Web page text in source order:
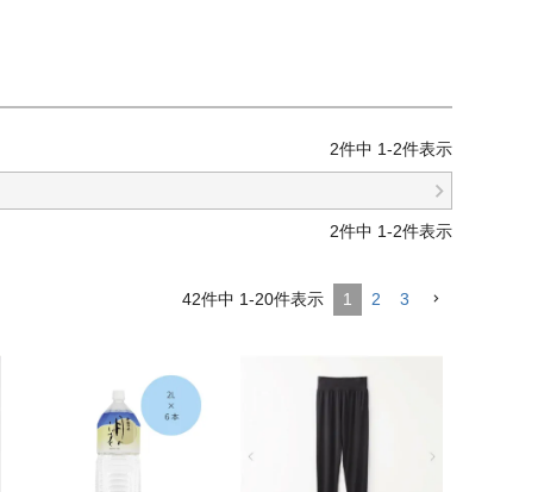
2件中 1-2件表示
2件中 1-2件表示
42件中 1-20件表示 1 2 3